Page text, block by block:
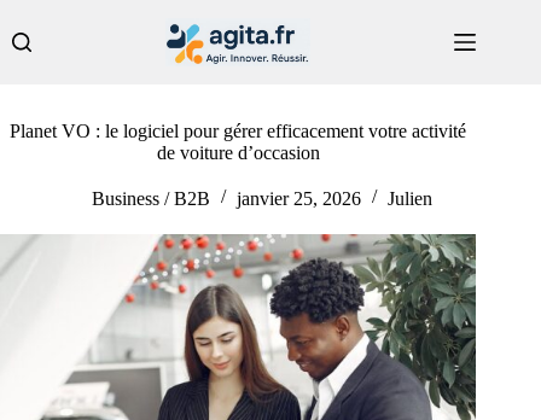
au
contenu
Planet VO : le logiciel pour gérer efficacement votre activité
de voiture d’occasion
Business / B2B janvier 25, 2026 Julien